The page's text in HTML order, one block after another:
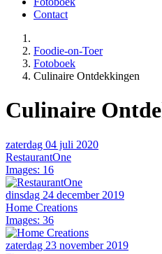
Contact
Foodie-on-Toer
Fotoboek
Culinaire Ontdekkingen
Culinaire
zaterdag 04 juli 2020
RestaurantOne
Images: 16
dinsdag 24 december 2019
Home Creations
Images: 36
zaterdag 23 november 2019